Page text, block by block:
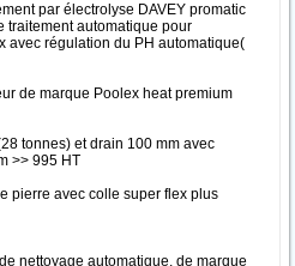
par électrolyse DAVEY promatic
traitement automatique pour
avec régulation du PH automatique(
de marque Poolex heat premium
tonnes) et drain 100 mm avec
>> 995 HT
pierre avec colle super flex plus
nettoyage automatique, de marque